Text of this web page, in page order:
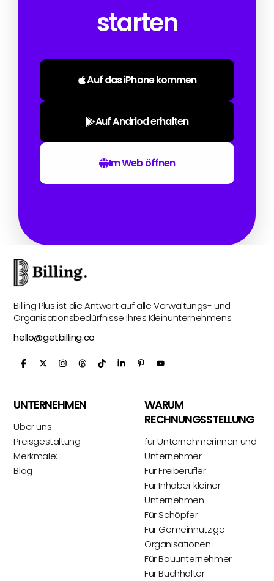
starten
Auf das iPhone kommen
Auf Andriod erhalten
Im Web öffnen
Billing Plus ist die Antwort auf alle Verwaltungs- und
Organisationsbedürfnisse Ihres Kleinunternehmens.
hello@getbilling.co
UNTERNEHMEN
Über uns
Preisgestaltung
Merkmale:
Blog
WARUM
RECHNUNGSSTELLUNG
für Unternehmerinnen und
Unternehmer
Für Freiberufler
Für Inhaber kleiner
Unternehmen
Für Schöpfer
Für Gemeinnützige
Organisationen
Für Bauunternehmer
Für Buchhalter